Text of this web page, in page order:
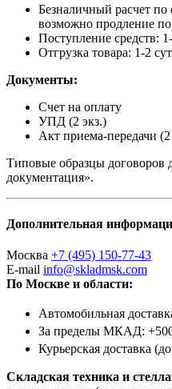
Безналичный расчет
возможно продление
Поступление средств:
Отгрузка товара: 1-2
Документы:
Счет на оплату
УПД (2 экз.)
Акт приема-передачи (2
Типовые образцы договоров
документация».
Дополнительная
Москва +7 (495) 150-77-43
E-mail info@skladmsk.com
По Москве и области:
Автомобильная
За пределы МКАД:
Курьерская доставка
Складская техника и